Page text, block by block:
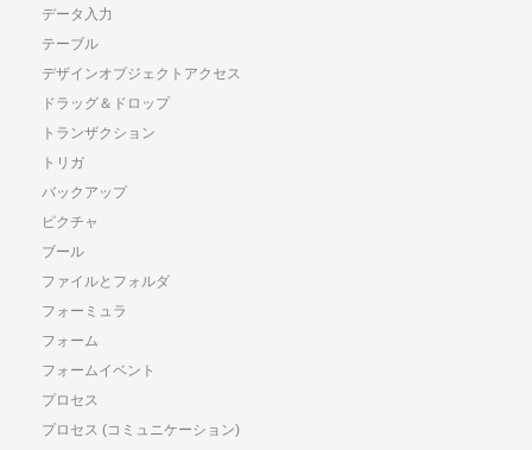
データ入力
テーブル
デザインオブジェクトアクセス
ドラッグ＆ドロップ
トランザクション
トリガ
バックアップ
ピクチャ
ブール
ファイルとフォルダ
フォーミュラ
フォーム
フォームイベント
プロセス
プロセス (コミュニケーション)